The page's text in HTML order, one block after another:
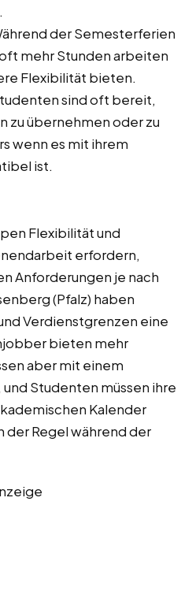
der Semesterferien
mehr Stunden arbeiten
Flexibilität bieten.
sind oft bereit,
zu übernehmen oder zu
wenn es mit ihrem
ist.
Flexibilität und
erfordern,
Anforderungen je nach
(Pfalz) haben
Verdienstgrenzen eine
bieten mehr
aber mit einem
Studenten müssen ihre
Kalender
der Regel während der